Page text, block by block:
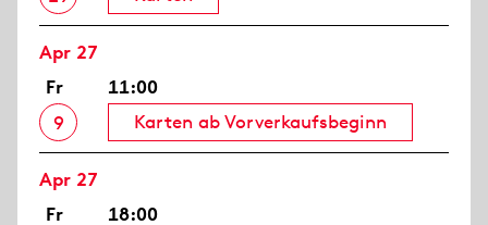
Apr 27
Fr
9
11:00
Karten ab Vorverkaufsbeginn
Apr 27
Fr
18:00